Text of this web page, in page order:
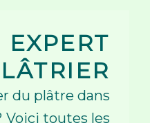
EXPERT
du plâtre dans
Voici toutes les